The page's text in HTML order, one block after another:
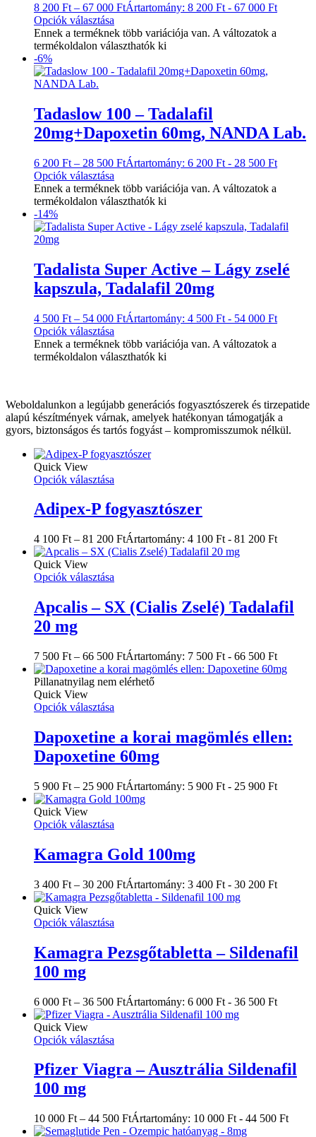
8 200 Ft – 67 000 FtÁrtartomány: 8 200 Ft - 67 000 Ft
Opciók választása
Ennek a terméknek több variációja van. A változatok a
termékoldalon választhatók ki
-6%
Tadaslow 100 – Tadalafil
20mg+Dapoxetin 60mg, NANDA Lab.
6 200 Ft – 28 500 FtÁrtartomány: 6 200 Ft - 28 500 Ft
Opciók választása
Ennek a terméknek több variációja van. A változatok a
termékoldalon választhatók ki
-14%
Tadalista Super Active – Lágy zselé
kapszula, Tadalafil 20mg
4 500 Ft – 54 000 FtÁrtartomány: 4 500 Ft - 54 000 Ft
Opciók választása
Ennek a terméknek több variációja van. A változatok a
termékoldalon választhatók ki
Weboldalunkon a legújabb generációs fogyasztószerek és tirzepatide
alapú készítmények várnak, amelyek hatékonyan támogatják a
gyors, biztonságos és tartós fogyást – kompromisszumok nélkül.
Quick View
Opciók választása
Adipex-P fogyasztószer
4 100 Ft – 81 200 FtÁrtartomány: 4 100 Ft - 81 200 Ft
Quick View
Opciók választása
Apcalis – SX (Cialis Zselé) Tadalafil
20 mg
7 500 Ft – 66 500 FtÁrtartomány: 7 500 Ft - 66 500 Ft
Pillanatnyilag nem elérhető
Quick View
Opciók választása
Dapoxetine a korai magömlés ellen:
Dapoxetine 60mg
5 900 Ft – 25 900 FtÁrtartomány: 5 900 Ft - 25 900 Ft
Quick View
Opciók választása
Kamagra Gold 100mg
3 400 Ft – 30 200 FtÁrtartomány: 3 400 Ft - 30 200 Ft
Quick View
Opciók választása
Kamagra Pezsgőtabletta – Sildenafil
100 mg
6 000 Ft – 36 500 FtÁrtartomány: 6 000 Ft - 36 500 Ft
Quick View
Opciók választása
Pfizer Viagra – Ausztrália Sildenafil
100 mg
10 000 Ft – 44 500 FtÁrtartomány: 10 000 Ft - 44 500 Ft